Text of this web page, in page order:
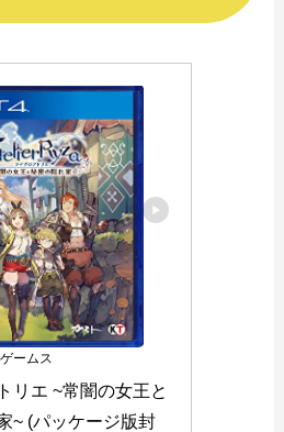
ームス
リエ ~常闇の女王と
~ (パッケージ版封